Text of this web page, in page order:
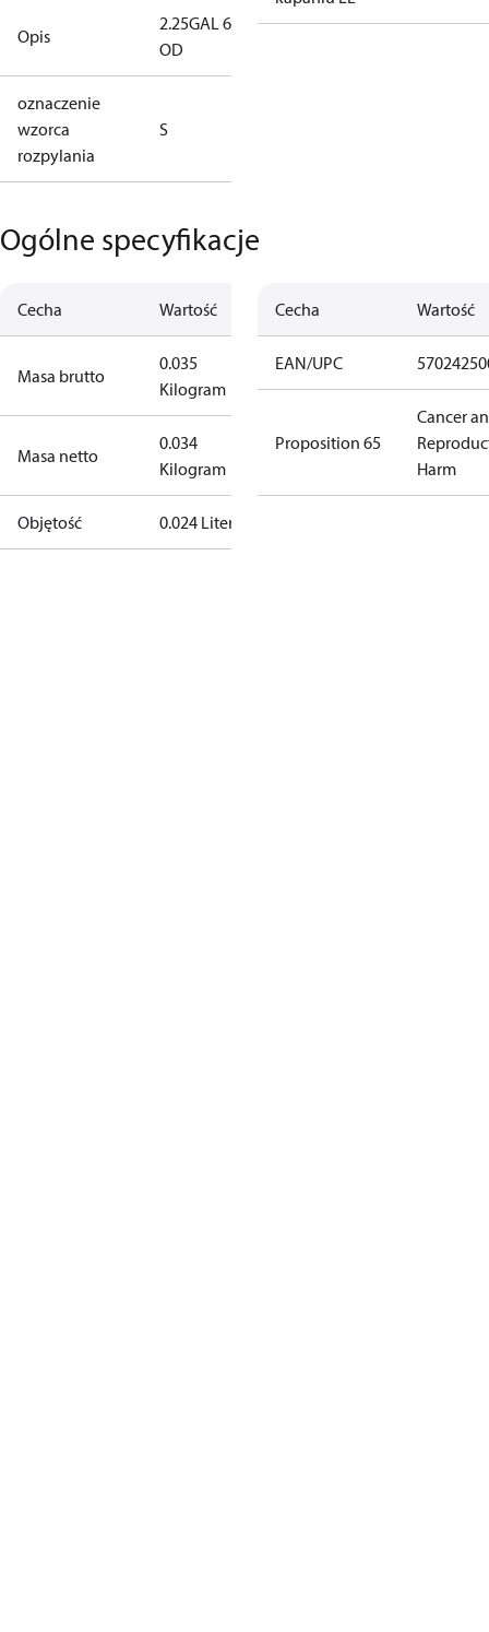
Opis
2.25GAL 60S
OD
oznaczenie
wzorca
rozpylania
S
Ogólne specyfikacje
Cecha Wartość
Masa brutto
0.035
Kilogram
Masa netto
0.034
Kilogram
Objętość 0.024 Liter
Cecha Wartość
EAN/UPC
Proposition 65
Cancer
Harm